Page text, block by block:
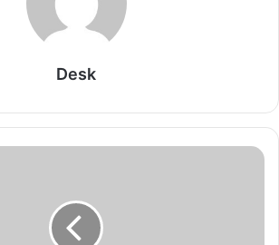
भारत पर 100% टैरिफ के फैसले से अमेरिका में ही विरोध,
अपनों ने कहा- ‘आत्मघाती कदम’
August 8, 2026
Thailand Shooting: छात्र ने पहले दादा-दादी की हत्या
की, फिर स्कूल में टीचर और बच्चों पर किया जानलेवा हमला; 8
Heatwave का कहर! यूरोप की ‘गंगा’ सूखने के कगार पर,
Desk